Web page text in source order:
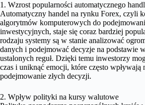
1. Wzrost popularności automatycznego
Automatyczny handel na rynku Forex, czyli
algorytmów komputerowych do
inwestycyjnych, staje się coraz bardziej
rodzaju systemy są w stanie analizować
danych i podejmować decyzje na podstawie
ustalonych reguł. Dzięki temu inwestorzy
czas i uniknąć emocji, które często wpływają
podejmowanie złych decyzji.
2. Wpływ polityki na kursy walutowe